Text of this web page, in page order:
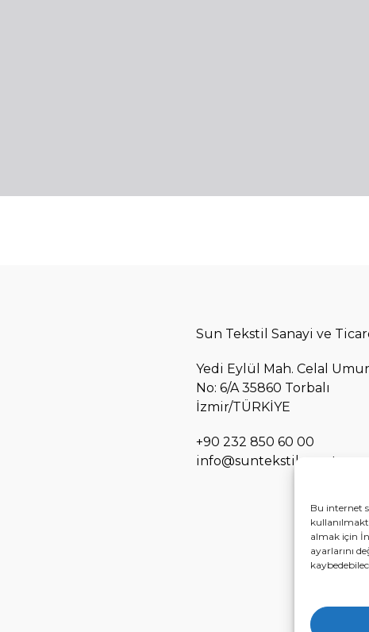
Bu internet
almak için
ayarlarını
Sun Tekstil Sanayi ve
Yedi Eylül Mah. Celal Umur
No: 6/A 35860 Torbalı
İzmir/TÜRKİYE
+90 232 850 60 00
info@suntekstil.com.tr